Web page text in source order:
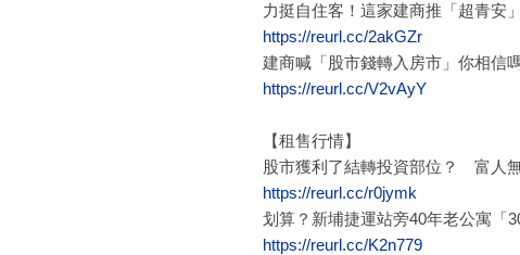
力挺自住客！這家建商推「超青安
https://reurl.cc/2akGZr
建商喊「股市錢轉入房市」你相信
https://reurl.cc/V2vAyY
【租售行情】
股市獲利了結轉投資部位？ 富人
https://reurl.cc/r0jymk
划算？新埔捷運站旁40年老公寓
https://reurl.cc/K2n779